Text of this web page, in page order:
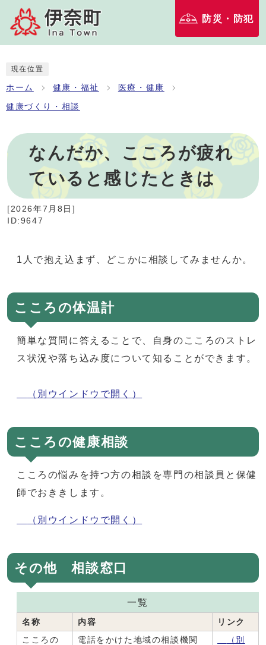
防災・防犯
現在位置
ホーム 健康・福祉 医療・健康
健康づくり・相談
なんだか、こころが疲れ
ていると感じたときは
[2026年7月8日]
ID:9647
1人で抱え込まず、どこかに相談してみませんか。
こころの体温計
簡単な質問に答えることで、自身のこころのストレ
ス状況や落ち込み度について知ることができます。
（別ウインドウで開く）
こころの健康相談
こころの悩みを持つ方の相談を専門の相談員と保健
師でおききします。
（別ウインドウで開く）
その他 相談窓口
一覧
名称 内容
リンク
こころの
電話をかけた地域の相談機関
（別